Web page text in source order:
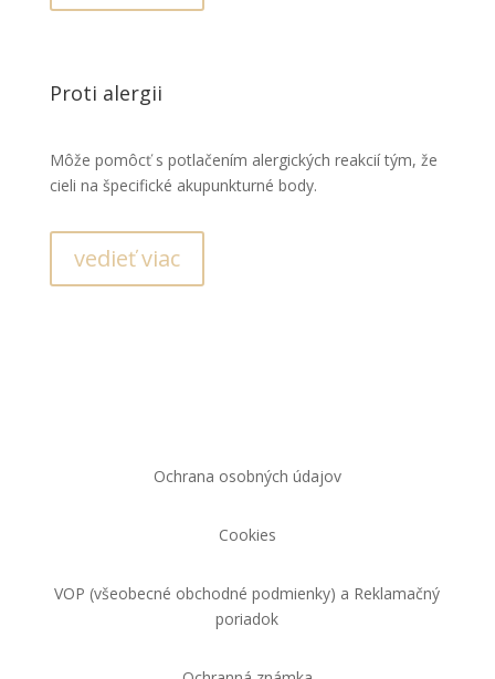
Proti alergii
Môže pomôcť s potlačením alergických reakcií tým, že
cieli na špecifické akupunkturné body.
vedieť viac
Ochrana osobných údajov
Cookies
VOP (všeobecné obchodné podmienky) a Reklamačný
poriadok